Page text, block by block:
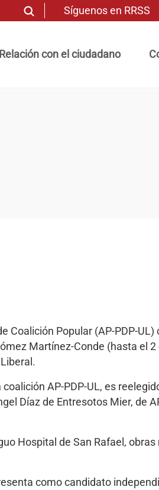
Síguenos en RRSS
Relación con el ciudadano
Coalición Popular (AP-PDP-UL)
Martínez-Conde (hasta el 2
AP-PDP-UL, es
Díaz de Entresotos Mier, de
Hospital de San Rafael, obras
como candidato